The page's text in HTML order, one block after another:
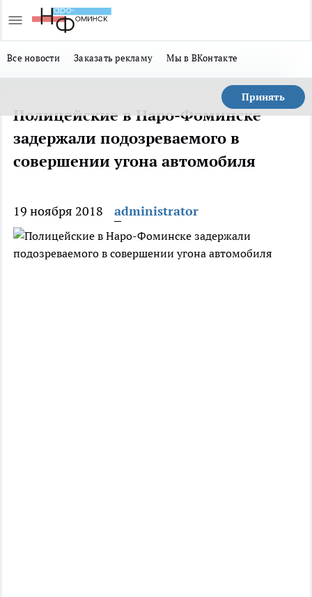
Все новости Заказать рекламу Мы в ВКонтакте
Принять
Полицейские в Наро-Фоминске
задержали подозреваемого в
совершении угона автомобиля
19 ноября 2018 administrator